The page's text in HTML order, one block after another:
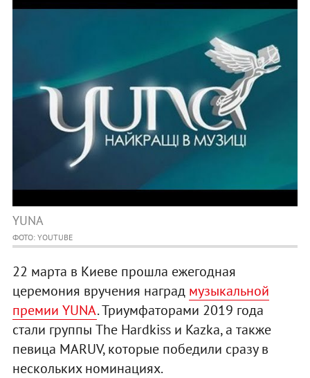
YUNA
ФОТО: YOUTUBE
22 марта в Киеве прошла ежегодная
церемония вручения наград музыкальной
премии YUNA. Триумфаторами 2019 года
стали группы The Hardkіss и Kazka, а также
певица MARUV, которые победили сразу в
нескольких номинациях.